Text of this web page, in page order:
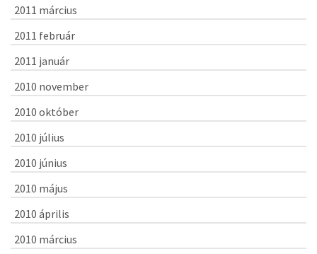
2011 március
2011 február
2011 január
2010 november
2010 október
2010 július
2010 június
2010 május
2010 április
2010 március